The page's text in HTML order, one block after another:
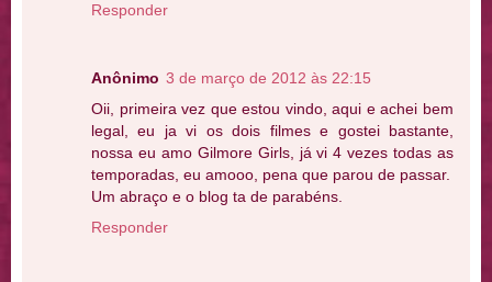
Responder
Anônimo 3 de março de 2012 às 22:15
Oii, primeira vez que estou vindo, aqui e achei bem
legal, eu ja vi os dois filmes e gostei bastante,
nossa eu amo Gilmore Girls, já vi 4 vezes todas as
temporadas, eu amooo, pena que parou de passar.
Um abraço e o blog ta de parabéns.
Responder